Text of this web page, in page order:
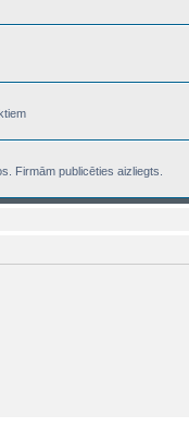
Firmām publicēties aizliegts.